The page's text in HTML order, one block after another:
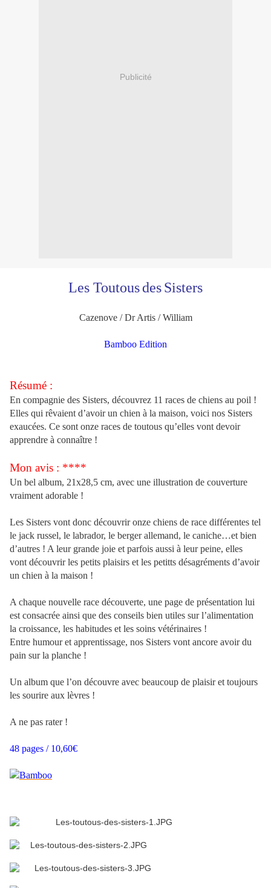
Publicité
Les ToutousdesSisters
Cazenove / Dr Artis / William
Bamboo Edition
Résumé :
En compagnie des Sisters, découvrez 11 races de chiens au poil !
Elles qui rêvaient d’avoir un chien à la maison, voici nos Sisters
exaucées. Ce sont onze races de toutous qu’elles vont devoir
apprendre à connaître !
Mon avis : ****
Un bel album, 21x28,5 cm, avec une illustration de couverture
vraiment adorable !
Les Sisters vont donc découvrir onze chiens de race différentes tel
le jack russel, le labrador, le berger allemand, le caniche…et bien
d’autres ! A leur grande joie et parfois aussi à leur peine, elles
vont découvrir les petits plaisirs et les petitts désagréments d’avoir
un chien à la maison !
A chaque nouvelle race découverte, une page de présentation lui
est consacrée ainsi que des conseils bien utiles sur l’alimentation
la croissance, les habitudes et les soins vétérinaires !
Entre humour et apprentissage, nos Sisters vont ancore avoir du
pain sur la planche !
Un album que l’on découvre avec beaucoup de plaisir et toujours
les sourire aux lèvres !
A ne pas rater !
48 pages / 10,60€